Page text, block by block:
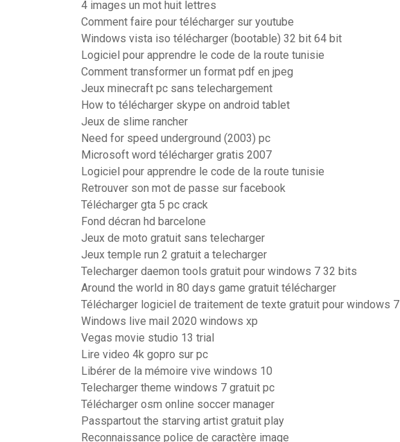
4 images un mot huit lettres
Comment faire pour télécharger sur youtube
Windows vista iso télécharger (bootable) 32 bit 64 bit
Logiciel pour apprendre le code de la route tunisie
Comment transformer un format pdf en jpeg
Jeux minecraft pc sans telechargement
How to télécharger skype on android tablet
Jeux de slime rancher
Need for speed underground (2003) pc
Microsoft word télécharger gratis 2007
Logiciel pour apprendre le code de la route tunisie
Retrouver son mot de passe sur facebook
Télécharger gta 5 pc crack
Fond décran hd barcelone
Jeux de moto gratuit sans telecharger
Jeux temple run 2 gratuit a telecharger
Telecharger daemon tools gratuit pour windows 7 32 bits
Around the world in 80 days game gratuit télécharger
Télécharger logiciel de traitement de texte gratuit pour windows 7
Windows live mail 2020 windows xp
Vegas movie studio 13 trial
Lire video 4k gopro sur pc
Libérer de la mémoire vive windows 10
Telecharger theme windows 7 gratuit pc
Télécharger osm online soccer manager
Passpartout the starving artist gratuit play
Reconnaissance police de caractère image